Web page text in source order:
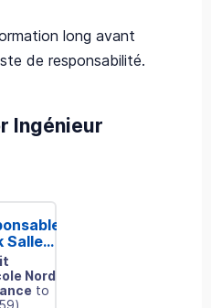
long avant
de responsabilité.
Ingénieur
Salle
Nord
to
59)